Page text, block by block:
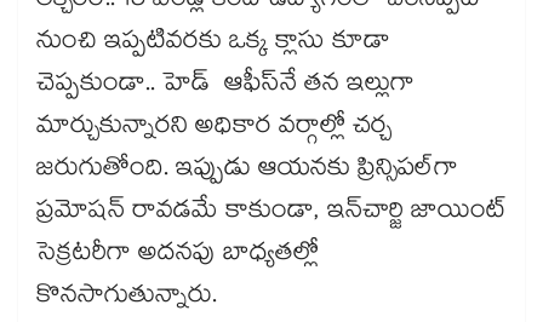
నుంచి ఇప్పటివరకు ఒక్క క్లాసు కూడా
చెప్పకుండా.. హెడ్‌‌‌‌‌‌‌‌‌‌‌‌‌‌‌‌‌‌‌‌‌‌‌‌‌‌‌‌‌‌‌‌ ఆఫీస్‌‌‌‌‌‌‌‌‌‌‌‌‌‌‌‌‌‌‌‌‌‌‌‌‌‌‌‌‌‌‌‌నే తన ఇల్లుగా
మార్చుకున్నారని అధికార వర్గాల్లో చర్చ
జరుగుతోంది. ఇప్పుడు ఆయనకు ప్రిన్సిపల్‌‌‌‌‌‌‌‌‌‌‌‌‌‌‌‌‌‌‌‌‌‌‌‌‌‌‌‌‌‌‌‌గా
ప్రమోషన్‌‌‌‌‌‌‌‌‌‌‌‌‌‌‌‌‌‌‌‌‌‌‌‌‌‌‌‌‌‌‌‌ రావడమే కాకుండా, ఇన్‌‌‌‌‌‌‌‌‌‌‌‌‌‌‌‌‌‌‌‌‌‌‌‌‌‌‌‌‌‌‌‌చార్జి జాయింట్‌‌‌‌‌‌‌‌‌‌‌‌‌‌‌‌‌‌‌‌‌‌‌‌‌‌‌‌‌‌‌‌
సెక్రటరీగా అదనపు బాధ్యతల్లో
కొనసాగుతున్నారు.